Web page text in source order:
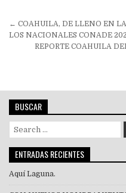
Navegación
de
entradas
← COAHUILA, DE LLENO EN
LOS NACIONALES CONADE
REPORTE COAHUILA
BUSCAR
Search
for:
ENTRADAS RECIENTES
Aquí Laguna.